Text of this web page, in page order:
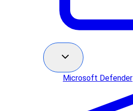
Microsoft Defender